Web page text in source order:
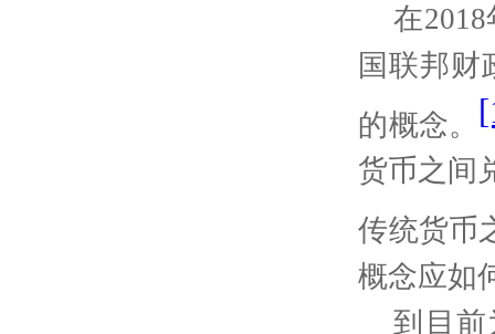
在2018
国联邦财
的概念。
货币之间
传统货币
概念应如
到目前